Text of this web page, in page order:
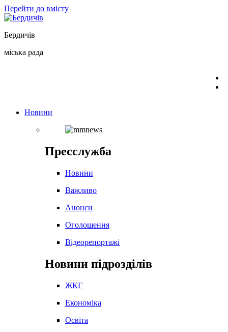
Перейти до вмісту
Бердичів
міська рада
Новини
Пресслужба
Новини
Важливо
Анонси
Оголошення
Відеорепортажі
Новини підрозділів
ЖКГ
Економіка
Освіта